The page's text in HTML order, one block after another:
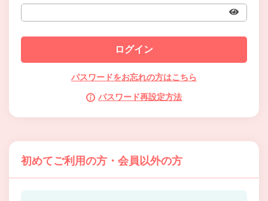
パスワードをお忘れの方はこちら
パスワード再設定方法
初めてご利用の方・会員以外の方